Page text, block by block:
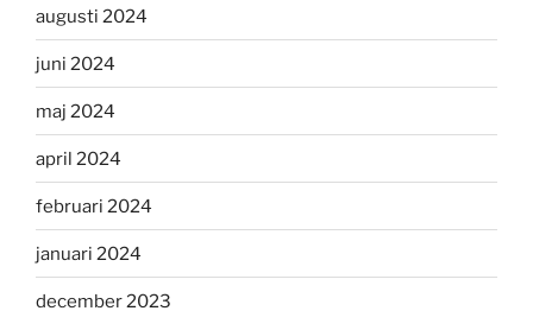
augusti 2024
juni 2024
maj 2024
april 2024
februari 2024
januari 2024
december 2023